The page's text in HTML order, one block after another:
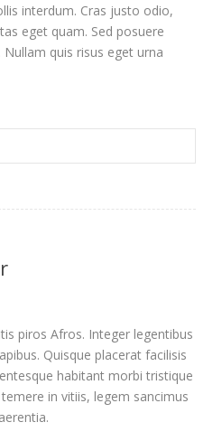
interdum. Cras justo odio,
eget quam. Sed posuere
quis risus eget urna
piros Afros. Integer legentibus
Quisque placerat facilisis
habitant morbi tristique
in vitiis, legem sancimus